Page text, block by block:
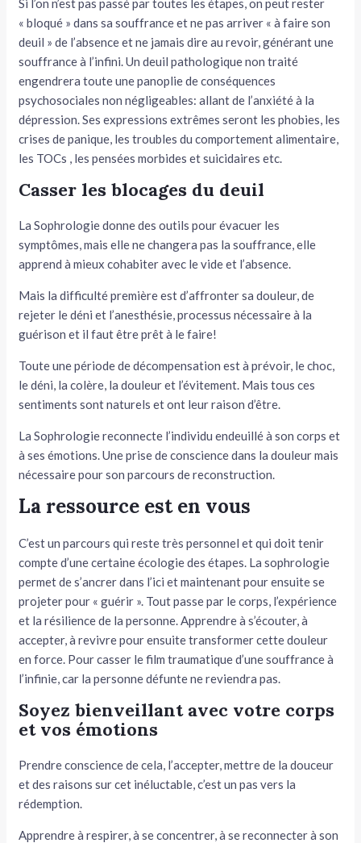
Si l’on n’est pas passé par toutes les étapes, on peut rester
« bloqué » dans sa souffrance et ne pas arriver « à faire son
deuil » de l’absence et ne jamais dire au revoir, générant une
souffrance à l’infini. Un deuil pathologique non traité
engendrera toute une panoplie de conséquences
psychosociales non négligeables: allant de l’anxiété à la
dépression. Ses expressions extrêmes seront les phobies, les
crises de panique, les troubles du comportement alimentaire,
les TOCs , les pensées morbides et suicidaires etc.
Casser les blocages du deuil
La Sophrologie donne des outils pour évacuer les
symptômes, mais elle ne changera pas la souffrance, elle
apprend à mieux cohabiter avec le vide et l’absence.
Mais la difficulté première est d’affronter sa douleur, de
rejeter le déni et l’anesthésie, processus nécessaire à la
guérison et il faut être prêt à le faire!
Toute une période de décompensation est à prévoir, le choc,
le déni, la colère, la douleur et l’évitement. Mais tous ces
sentiments sont naturels et ont leur raison d’être.
La Sophrologie reconnecte l’individu endeuillé à son corps et
à ses émotions. Une prise de conscience dans la douleur mais
nécessaire pour son parcours de reconstruction.
La ressource est en vous
C’est un parcours qui reste très personnel et qui doit tenir
compte d’une certaine écologie des étapes. La sophrologie
permet de s’ancrer dans l’ici et maintenant pour ensuite se
projeter pour « guérir ». Tout passe par le corps, l’expérience
et la résilience de la personne. Apprendre à s’écouter, à
accepter, à revivre pour ensuite transformer cette douleur
en force. Pour casser le film traumatique d’une souffrance à
l’infinie, car la personne défunte ne reviendra pas.
Soyez bienveillant avec votre corps
et vos émotions
Prendre conscience de cela, l’accepter, mettre de la douceur
et des raisons sur cet inéluctable, c’est un pas vers la
rédemption.
Apprendre à respirer, à se concentrer, à se reconnecter à son